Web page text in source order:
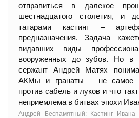
отправиться в далекое
шестнадцатого столетия, и
татарами кастинг –
предназначения. Задача
видавших виды
вооруженных до зубов. Но в
сержант Андрей Матях
АКМы и гранаты – не самое
против сабель и луков и что
неприемлема в битвах эпохи
Андрей Беспамятный: Кастинг